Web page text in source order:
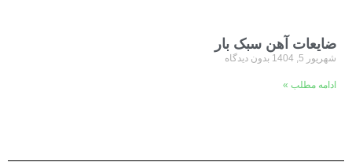
ضایعات آهن سبک بار
شهریور 5, 1404 بدون دیدگاه
ادامه مطلب »